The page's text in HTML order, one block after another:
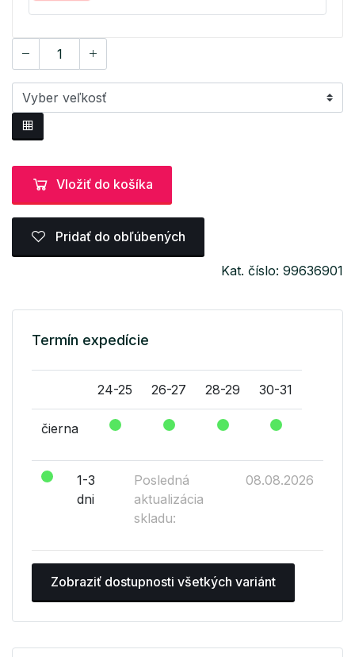
Vložiť do košíka
Pridať do obľúbených
Kat. číslo: 99636901
Termín expedície
24-25 26-27 28-29 30-31
čierna
1-3
dni
Posledná
aktualizácia
skladu:
08.08.2026
Zobraziť dostupnosti všetkých variánt